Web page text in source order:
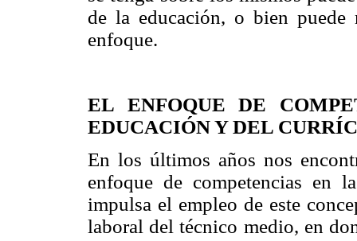
de la educación, o bien
enfoque.
EL ENFOQUE DE
EDUCACIÓN Y DEL
En los últimos años nos
enfoque de competencias en
impulsa el empleo de este
laboral del técnico medio, en